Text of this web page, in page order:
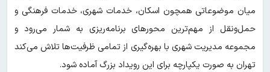
میان موضوعاتی همچون اسکان، خدمات شهری، خدمات فرهنگی و
حمل‌ونقل از مهم‌ترین محورهای برنامه‌ریزی به شمار می‌رود و
مجموعه مدیریت شهری با بهره‌گیری از تمامی ظرفیت‌ها تلاش می‌کند
تهران به صورت یکپارچه برای این رویداد بزرگ آماده شود.